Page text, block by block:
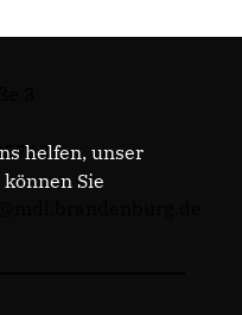
helfen, unser
Sie